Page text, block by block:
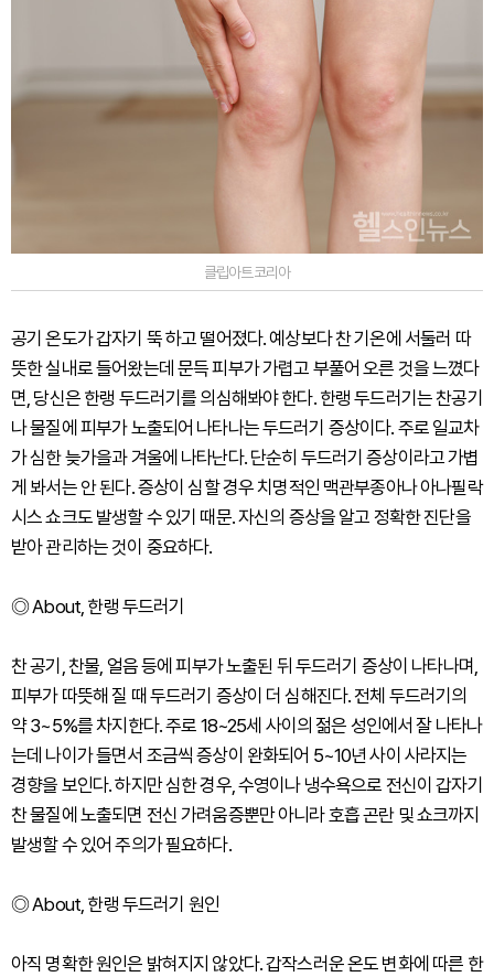
클립아트코리아
공기 온도가 갑자기 뚝 하고 떨어졌다. 예상보다 찬 기온에 서둘러 따
뜻한 실내로 들어왔는데 문득 피부가 가렵고 부풀어 오른 것을 느꼈다
면, 당신은 한랭 두드러기를 의심해봐야 한다. 한랭 두드러기는 찬공기
나 물질에 피부가 노출되어 나타나는 두드러기 증상이다. 주로 일교차
가 심한 늦가을과 겨울에 나타난다. 단순히 두드러기 증상이라고 가볍
게 봐서는 안 된다. 증상이 심할 경우 치명적인 맥관부종아나 아나필락
시스 쇼크도 발생할 수 있기 때문. 자신의 증상을 알고 정확한 진단을
받아 관리하는 것이 중요하다.
◎ About, 한랭 두드러기
찬 공기, 찬물, 얼음 등에 피부가 노출된 뒤 두드러기 증상이 나타나며,
피부가 따뜻해 질 때 두드러기 증상이 더 심해진다. 전체 두드러기의
약 3~5%를 차지한다. 주로 18~25세 사이의 젊은 성인에서 잘 나타나
는데 나이가 들면서 조금씩 증상이 완화되어 5~10년 사이 사라지는
경향을 보인다. 하지만 심한 경우, 수영이나 냉수욕으로 전신이 갑자기
찬 물질에 노출되면 전신 가려움증뿐만 아니라 호흡 곤란 및 쇼크까지
발생할 수 있어 주의가 필요하다.
◎ About, 한랭 두드러기 원인
아직 명확한 원인은 밝혀지지 않았다. 갑작스러운 온도 변화에 따른 한